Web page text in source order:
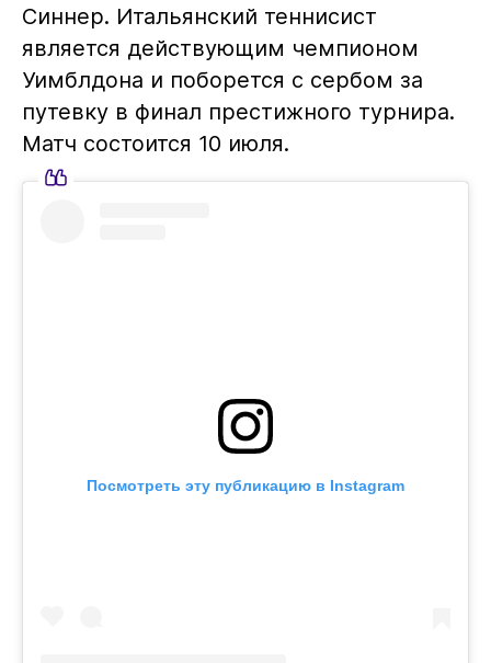
Синнер. Итальянский теннисист
является действующим чемпионом
Уимблдона и поборется с сербом за
путевку в финал престижного турнира.
Матч состоится 10 июля.
Посмотреть эту публикацию в Instagram